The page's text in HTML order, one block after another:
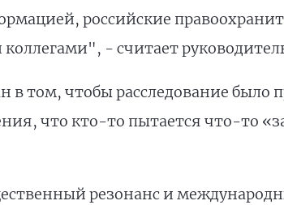
российские
коллегами", - считает
в том, чтобы расследование было
что кто-то пытается что-то
резонанс и